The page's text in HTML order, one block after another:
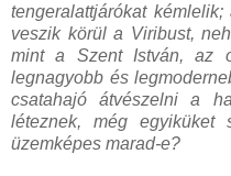
tengeralattjárókat
veszik körül a Viribust,
mint a Szent István, az
legnagyobb és
csatahajó átvészelni a
léteznek, még egyiküket
üzemképes marad-e?